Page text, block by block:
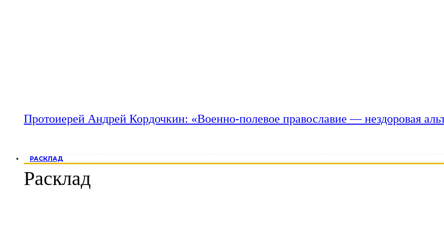
Протоиерей Андрей Кордочкин: «Военно-полевое православие — нездоровая
РАСКЛАД
Расклад